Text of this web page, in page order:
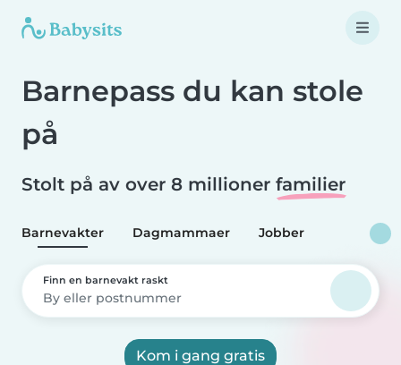
Barnepass du kan stole
på
Stolt på av over 8 millioner familier
Barnevakter Dagmammaer Jobber
Finn en barnevakt raskt
Kom i gang gratis